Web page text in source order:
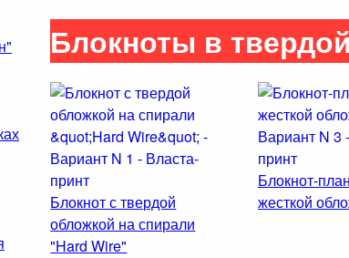
Блокноты в
Блокнот с твердой
обложкой на спирали
"Hard Wire"
Блокнот-
жесткой